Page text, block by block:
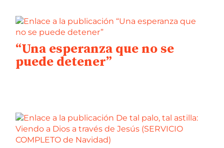
“Una esperanza que no se
puede detener”